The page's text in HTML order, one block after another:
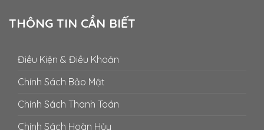
THÔNG TIN CẦN BIẾT
Điều Kiện & Điều Khoản
Chính Sách Bảo Mật
Chính Sách Thanh Toán
Chính Sách Hoàn Hủy